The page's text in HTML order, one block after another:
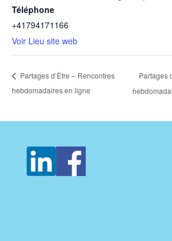
Téléphone
+41794171166
Voir Lieu site web
Partages d’Être – Rencontres
hebdomadaires en ligne
Partages